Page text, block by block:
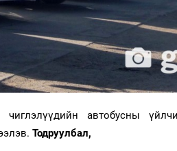
автобусны
Тодруулбал,